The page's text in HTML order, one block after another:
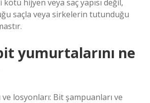
hijyen veya saç yapısı değil,
saçla veya sirkelerin tutunduğu
yumurtalarını ne
losyonları: Bit şampuanları ve